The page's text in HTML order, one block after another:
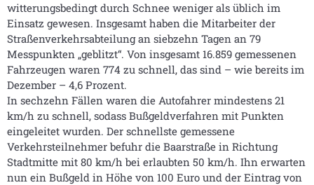
witterungsbedingt durch Schnee weniger als üblich im
Einsatz gewesen. Insgesamt haben die Mitarbeiter der
Straßenverkehrsabteilung an siebzehn Tagen an 79
Messpunkten „geblitzt“. Von insgesamt 16.859 gemessenen
Fahrzeugen waren 774 zu schnell, das sind – wie bereits im
Dezember – 4,6 Prozent.
In sechzehn Fällen waren die Autofahrer mindestens 21
km/h zu schnell, sodass Bußgeldverfahren mit Punkten
eingeleitet wurden. Der schnellste gemessene
Verkehrsteilnehmer befuhr die Baarstraße in Richtung
Stadtmitte mit 80 km/h bei erlaubten 50 km/h. Ihn erwarten
nun ein Bußgeld in Höhe von 100 Euro und der Eintrag von